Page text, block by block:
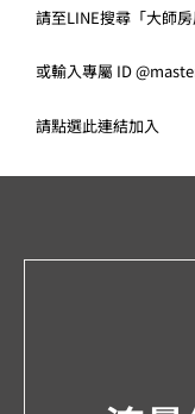
請至LINE搜尋「大師房
或輸入專屬 ID
請點選此連結加入